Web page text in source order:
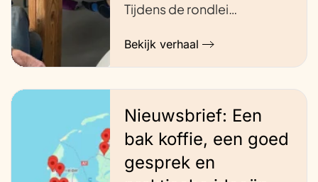
Tijdens de rondlei…
Bekijk verhaal
Nieuwsbrief: Een
bak koffie, een goed
gesprek en